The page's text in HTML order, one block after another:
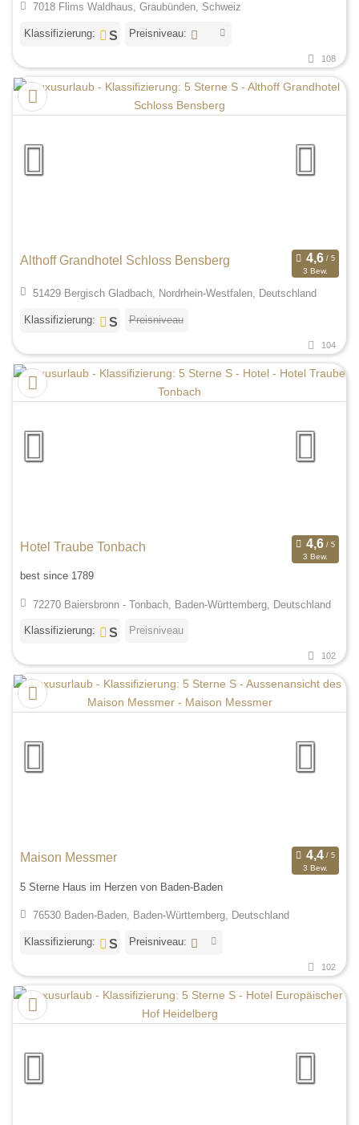
7018 Flims Waldhaus, Graubünden, Schweiz
Klassifizierung: Preisniveau:
108
Althoff Grandhotel Schloss Bensberg
3 Bew.
51429 Bergisch Gladbach, Nordrhein-Westfalen, Deutschland
Klassifizierung: Preisniveau
104
Hotel Traube Tonbach
3 Bew.
best since 1789
72270 Baiersbronn - Tonbach, Baden-Württemberg, Deutschland
Klassifizierung: Preisniveau
102
Maison Messmer
3 Bew.
5 Sterne Haus im Herzen von Baden-Baden
76530 Baden-Baden, Baden-Württemberg, Deutschland
Klassifizierung: Preisniveau:
102